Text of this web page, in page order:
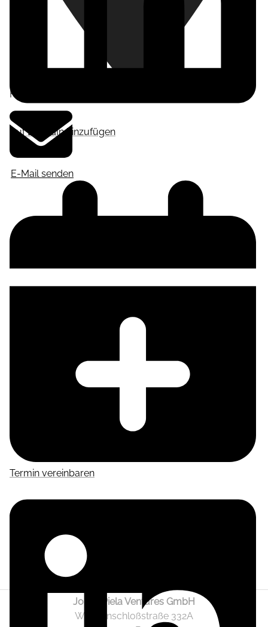
Auf LinkedIn hinzufügen
Frankfurt am Main
E-Mail senden
Termin vereinbaren
Jonas Piela Ventures GmbH
Wendenschloßstraße 332A